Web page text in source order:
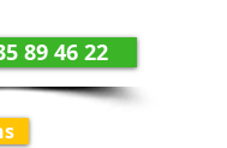
89 46 22